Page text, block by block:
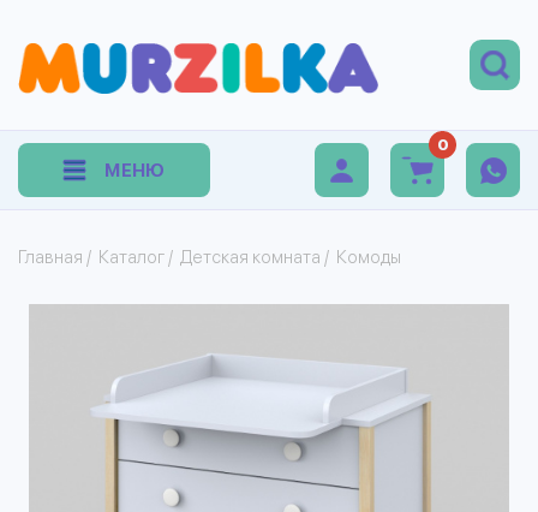
МЕНЮ
0
Главная / Каталог / Детская комната / Комоды